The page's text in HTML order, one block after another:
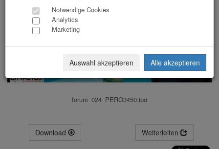
forum_024_PERO3450.jpg
Download Weiterleiten
Notwendige Cookies
Analytics
Marketing
Auswahl akzeptieren Alle akzeptieren